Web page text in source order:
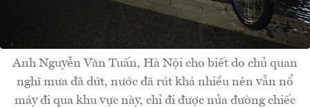
Anh Nguyễn Văn Tuấn, Hà Nội cho biết do chủ quan
nghĩ mưa đã dứt, nước đã rút khá nhiều nên vẫn nổ
máy đi qua khu vực này, chỉ đi được nửa đường chiếc